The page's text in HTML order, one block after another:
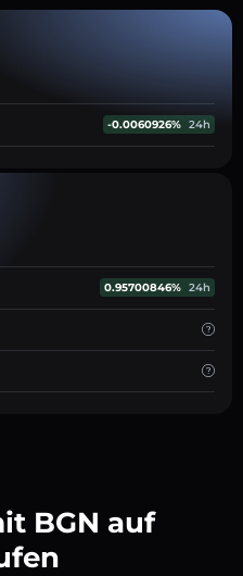
-0.0060926% 24h
0.95700846% 24h
BGN auf